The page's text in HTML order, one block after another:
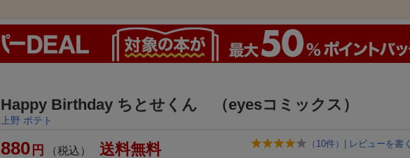
Happy Birthday ちとせくん （eyesコミックス）
上野 ポテト
（ 10件） | レビューを書く
880 円 （税込） 送料無料